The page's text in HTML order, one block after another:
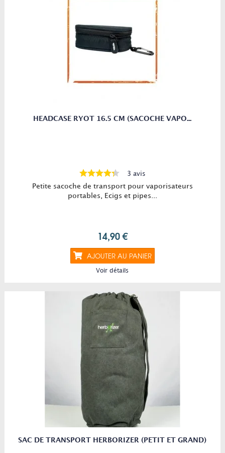
HEADCASE RYOT 16.5 CM (SACOCHE VAPO...
3 avis
Petite sacoche de transport pour vaporisateurs
portables, Ecigs et pipes...
14,90 €
AJOUTER AU PANIER
Voir détails
SAC DE TRANSPORT HERBORIZER (PETIT ET GRAND)